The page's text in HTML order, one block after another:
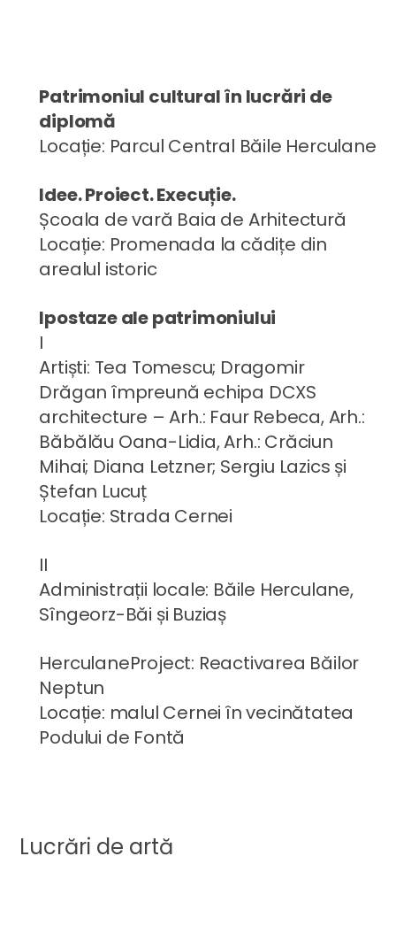
Patrimoniul cultural în lucrări de
diplomă
Locație: Parcul Central Băile Herculane
Idee. Proiect. Execuție.
Școala de vară Baia de Arhitectură
Locație: Promenada la cădițe din
arealul istoric
Ipostaze ale patrimoniului
I
Artiști: Tea Tomescu; Dragomir
Drăgan împreună echipa DCXS
architecture – Arh.: Faur Rebeca, Arh.:
Băbălău Oana-Lidia, Arh.: Crăciun
Mihai; Diana Letzner; Sergiu Lazics și
Ștefan Lucuț
Locație: Strada Cernei
II
Administrații locale: Băile Herculane,
Sîngeorz-Băi și Buziaș
HerculaneProject: Reactivarea Băilor
Neptun
Locație: malul Cernei în vecinătatea
Podului de Fontă
Lucrări de artă